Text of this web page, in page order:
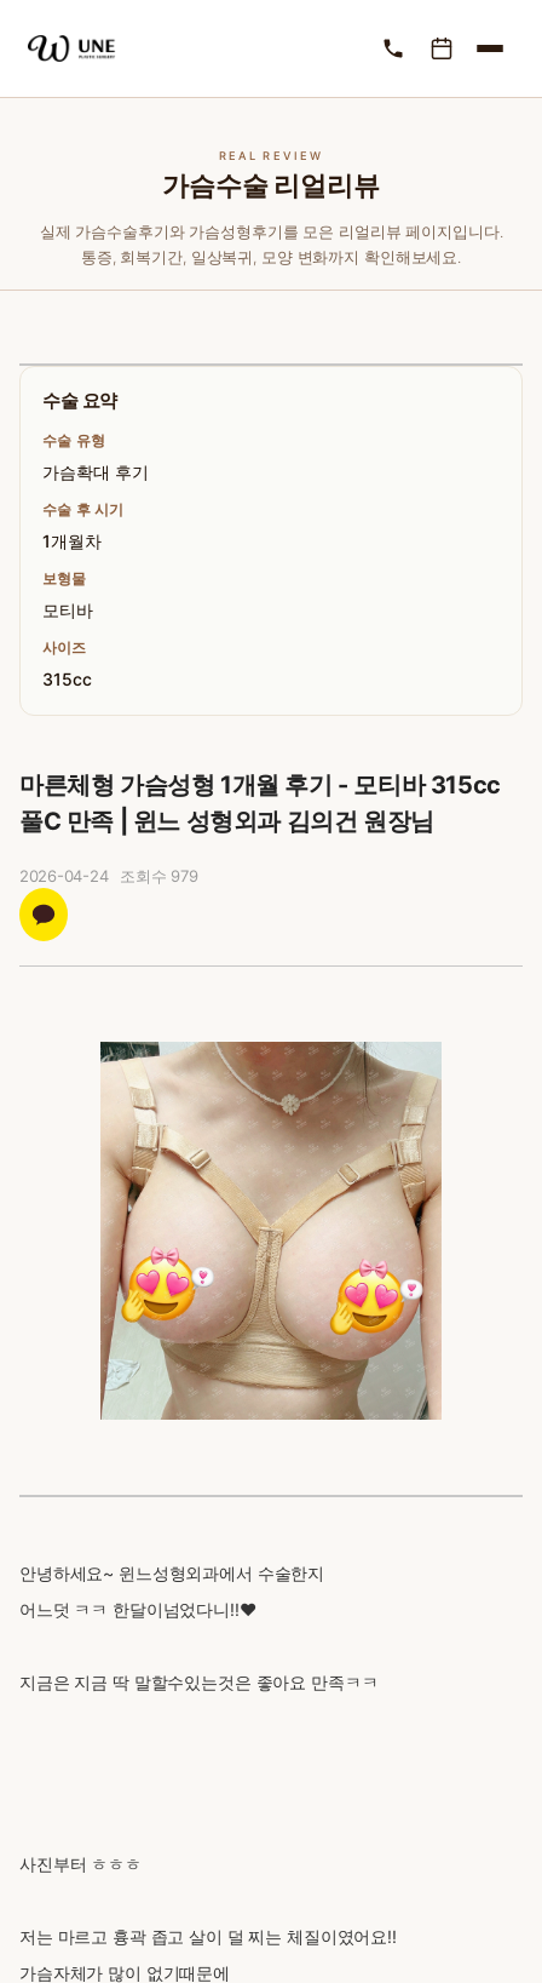
REAL REVIEW
가슴수술 리얼리뷰
실제 가슴수술후기와 가슴성형후기를 모은 리얼리뷰 페이지입니다.
통증, 회복기간, 일상복귀, 모양 변화까지 확인해보세요.
수술 요약
수술 유형
가슴확대 후기
수술 후 시기
1개월차
보형물
모티바
사이즈
315cc
마른체형 가슴성형 1개월 후기 - 모티바 315cc
풀C 만족 | 윈느 성형외과 김의건 원장님
2026-04-24 조회수 979
안녕하세요~ 윈느성형외과에서 수술한지
어느덧 ㅋㅋ 한달이넘었다니!!❤︎
지금은 지금 딱 말할수있는것은 좋아요 만족ㅋㅋ
사진부터 ㅎㅎㅎ
저는 마르고 흉곽 좁고 살이 덜 찌는 체질이였어요!!
가슴자체가 많이 없기때문에